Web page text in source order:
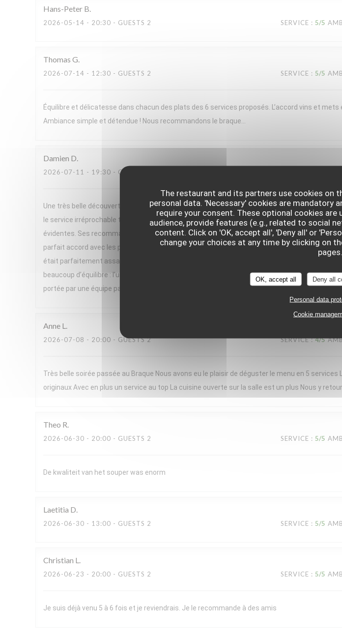
The restaurant and its partners use cookies on
personal data. 'Necessary' cookies are mandatory
require your consent. These optional cookies
audience, provide features (e.g., related to social
content. Click on 'OK, accept all', 'Deny all' or
change your choices at any time by clicking on
pages.
OK, accept all Deny all
Personal data
Cookie
Hans-Peter B
2026-05-14 - 20:30 - GUESTS 2 SERVICE : 5/5
Thomas G
2026-07-14 - 12:30 - GUESTS 2 SERVICE : 5/5
Équilibre et délicatesse dans chacun des plats des 6 services proposés. L’accord vins et mets
Ambiance simple et détendue ! Nous recommandons le braque…
Damien D
2026-07-11 - 19:30 - GUESTS 2
Une très belle découverte ! Nous avons passé un excellent moment chez « Le Braque » ce
le service irréprochable tout au long du repas. Un grand bravo à notre serveuse, dont les
évidentes. Ses recommandations de vins, parfois issues de domaines plus confidentiels,
parfait accord avec les plats. Le menu, très végétal et herbacé, apportait une belle fraîcheur,
était parfaitement assaisonnée, pleine de saveurs et servie en portions généreuses. Les
beaucoup d’équilibre : l’un très frais, l’autre plus réconfortant, tout en restant léger. Une
portée par une équipe passionnée. Nous avons adoré cette expérience et reviendrons avec
Anne L
2026-07-08 - 20:00 - GUESTS 2 SERVICE: 4/5
Très belle soirée passée au Braque Nous avons eu le plaisir de déguster le menu en 5
originaux Avec en plus un service au top La cuisine ouverte sur la salle est un plus Nous y
Theo R
2026-06-30 - 20:00 - GUESTS 2 SERVICE : 5/5
De kwaliteit van het souper was enorm
Laetitia D
2026-06-30 - 13:00 - GUESTS 2 SERVICE : 5/5
Christian L
2026-06-23 - 20:00 - GUESTS 2 SERVICE : 5/5
Je suis déjà venu 5 à 6 fois et je reviendrais. Je le recommande à des amis